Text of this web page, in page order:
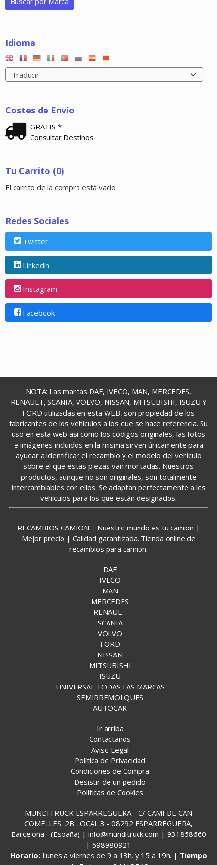
Idioma
Costes de Envío
GRATIS *
Consultar Destinos
Tu Carrito (0)
El carrito de la compra está vacío
Redes Sociales
Twitter
Linkedin
Instagram
Facebook
NOTA: Las marcas DAF, IVECO, MAN, MERCEDES,
RENAULT, SCANIA, VOLVO, NISSAN, MITSUBISHI, ISUZU Y
FORD utilizadas en esta WEB, son propiedad de los
fabricantes de los vehículos a los que se hace referencia. Su
uso en esta web así como los códigos originales, las fotos
e imágenes incluidos en la misma sirven únicamente para
ayudar a identificar el recambio y el modelo del vehículo
sobre el que estas piezas van montadas. Nuestros
productos, aunque no son originales, son totalmente
intercambiables con ellos. Se adaptan perfectamente a los
vehículos para los que están designados.
RECAMBIOS CAMION | Nuestro mundo es tu camion |
Mejor precio | Calidad garantizada. Tienda online de
recambios para camion.
DAF
IVECO
MAN
MERCEDES
RENAULT
SCANIA
VOLVO
FORD
NISSAN
MITSUBISHI
ISUZU
UNIVERSAL TODAS LAS MARCAS
SEMIRREMOLQUES
AUTOCAR
Ir arriba
Contáctanos
Aviso Legal
Política de Privacidad
Condiciones de Compra
Desistir de un pedido
Políticas de Cookies
MUNDITRUCK ESPARREGUERA - C/ CAMI DE CAN
COMELLES, 2B LOCAL 3 - 08292 ESPARREGUERA,
Barcelona - (España) | info@munditruck.com | 931858660
| 698980921
Horario: Lunes a viernes de 9 a 13h. y 15 a 19h. | Tiempo